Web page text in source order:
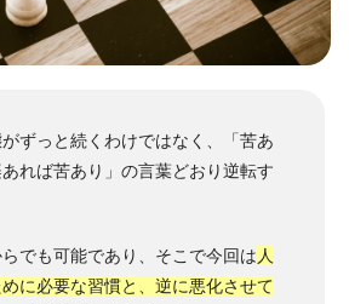
ずっと続くわけではなく、「苦あ
れば苦あり」の言葉どおり逆転す
でも可能であり、そこで今回は 人
に必要な習慣と、逆に悪化させて